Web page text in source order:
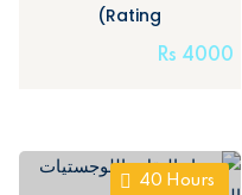
Rating)
4000
Rs
40 Hours